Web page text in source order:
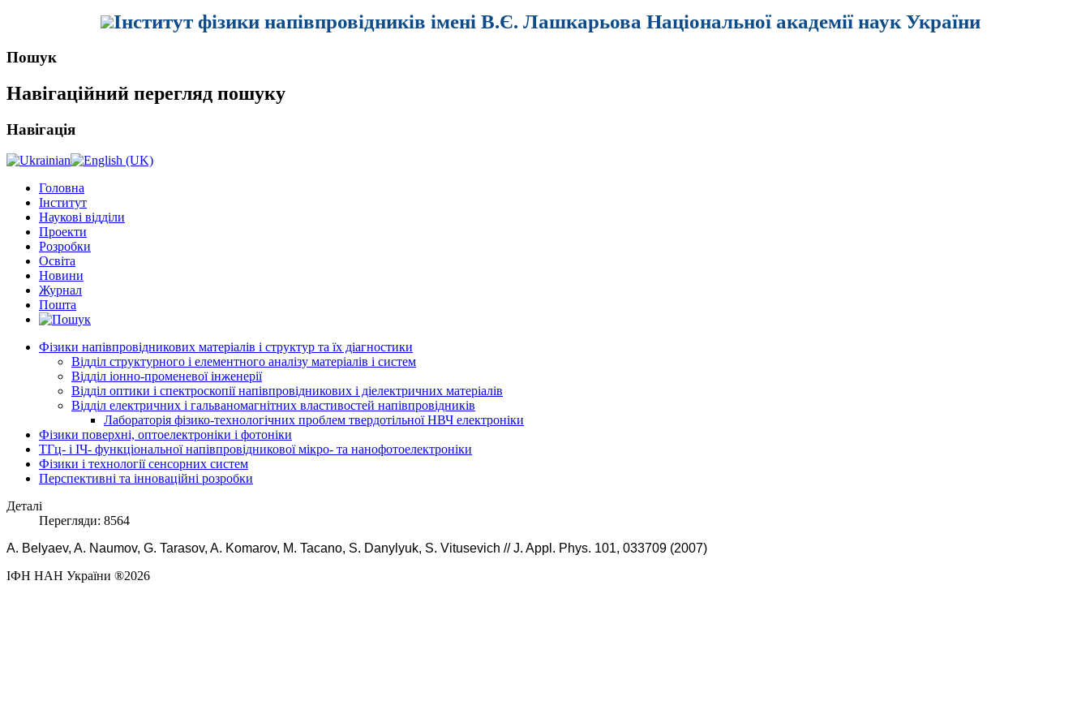
Інститут фізики напівпровідників імені В.Є. Лашкарьова Національної академії наук України
Пошук
Навігаційний перегляд пошуку
Навігація
Головна
Інститут
Наукові відділи
Проекти
Розробки
Освіта
Новини
Журнал
Пошта
Фізики напівпровідникових матеріалів і структур та їх діагностики
Відділ структурного і елементного аналізу матеріалів і систем
Відділ іонно-променевої інженерії
Відділ оптики і спектроскопії напівпровідникових і діелектричних матеріалів
Відділ електричних і гальваномагнітних властивостей напівпровідників
Лабораторія фізико-технологічних проблем твердотільної НВЧ електроніки
Фізики поверхні, оптоелектроніки і фотоніки
ТГц- і ІЧ- функціональної напівпровідникової мікро- та нанофотоелектроніки
Фізики і технології сенсорних систем
Перспективні та інноваційні розробки
Деталі
Перегляди: 8564
A. Belyaev, A. Naumov, G. Tarasov, A. Komarov, M. Tacano, S. Danylyuk, S. Vitusevich //J. Appl. Phys. 101, 033709 (2007)
ІФН НАН України ®2026